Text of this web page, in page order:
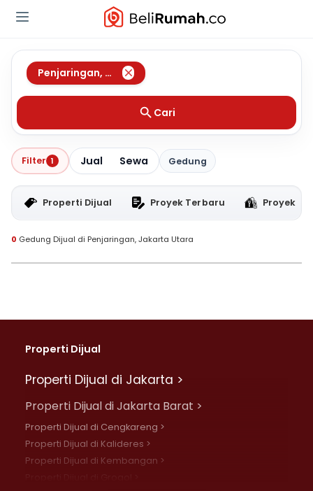
Penjaringan, Jakarta Utara
Cari
Filter 1 Jual Sewa Gedung
Properti Dijual Proyek Terbaru Proyek
0 Gedung Dijual di Penjaringan, Jakarta Utara
Properti Dijual
Properti Dijual di Jakarta >
Properti Dijual di Jakarta Barat >
Properti Dijual di Cengkareng >
Properti Dijual di Kalideres >
Properti Dijual di Kembangan >